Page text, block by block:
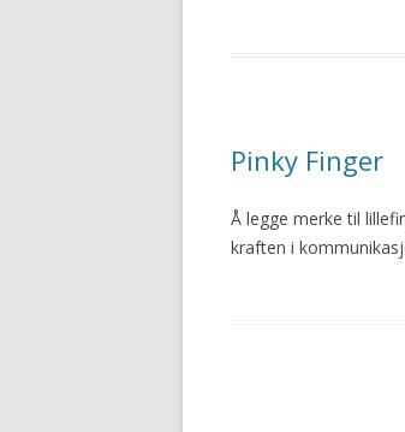
Pinky Finger
Å legge merke til
kraften i